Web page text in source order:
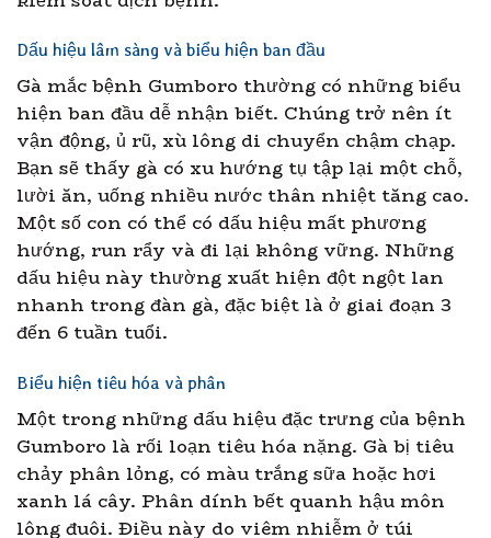
Dấu hiệu lâm sàng và biểu hiện ban đầu
Gà mắc bệnh Gumboro thường có những biểu
hiện ban đầu dễ nhận biết. Chúng trở nên ít
vận động, ủ rũ, xù lông di chuyển chậm chạp.
Bạn sẽ thấy gà có xu hướng tụ tập lại một chỗ,
lười ăn, uống nhiều nước thân nhiệt tăng cao.
Một số con có thể có dấu hiệu mất phương
hướng, run rẩy và đi lại không vững. Những
dấu hiệu này thường xuất hiện đột ngột lan
nhanh trong đàn gà, đặc biệt là ở giai đoạn 3
đến 6 tuần tuổi.
Biểu hiện tiêu hóa và phân
Một trong những dấu hiệu đặc trưng của bệnh
Gumboro là rối loạn tiêu hóa nặng. Gà bị tiêu
chảy phân lỏng, có màu trắng sữa hoặc hơi
xanh lá cây. Phân dính bết quanh hậu môn
lông đuôi. Điều này do viêm nhiễm ở túi